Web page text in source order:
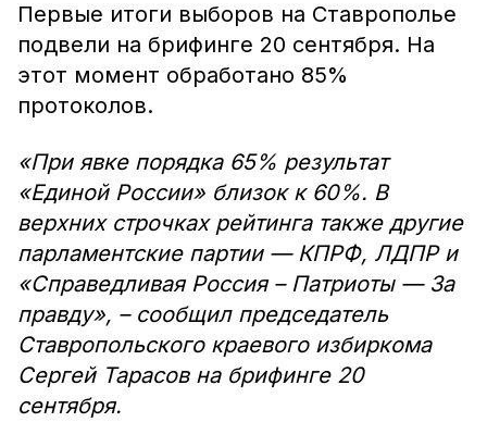
Первые итоги выборов на Ставрополье
подвели на брифинге 20 сентября. На
этот момент обработано 85%
протоколов.
«При явке порядка 65% результат
«Единой России» близок к 60%. В
верхних строчках рейтинга также другие
парламентские партии — КПРФ, ЛДПР и
«Справедливая Россия – Патриоты — За
правду», – сообщил председатель
Ставропольского краевого избиркома
Сергей Тарасов на брифинге 20
сентября.